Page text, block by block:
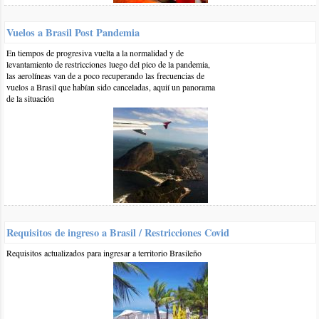
viajes en omnibus Playas de Santa Catarina
Brasil en Omnibus: Precios Verano 2017
0 29-dic-2017::por:Prado María Cristina
Gracias ya me comunique con ella, con Sol Toledo, ya cambió
de micro y pasó la frontera.
responder
0 29-dic-2017
Buenas tardes, mí sobrina tenía que tomar el micro que va a
Florianópolis a las 12:30 hoy 29 diciembre 2017, estaba
esperando cuando le dijeron que ya había partido le permitieron
tomar el siguiente a las 13:30, le dijeron que antes de cruzar la
Vuelos a Brasil Post Pandemia
En tiempos de progresiva vuelta a la normalidad y de
levantamiento de restricciones luego del pico de la pandemia,
las aerolíneas van de a poco recuperando las frecuencias de
vuelos a Brasil que habían sido canceladas, aquií un panorama
de la situación
Requisitos de ingreso a Brasil / Restricciones Covid
Requisitos actualizados para ingresar a territorio Brasileño